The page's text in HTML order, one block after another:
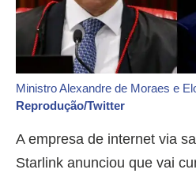
Ministro Alexandre de Moraes e
Reprodução/Twitter
A empresa de internet via
Starlink anunciou que vai